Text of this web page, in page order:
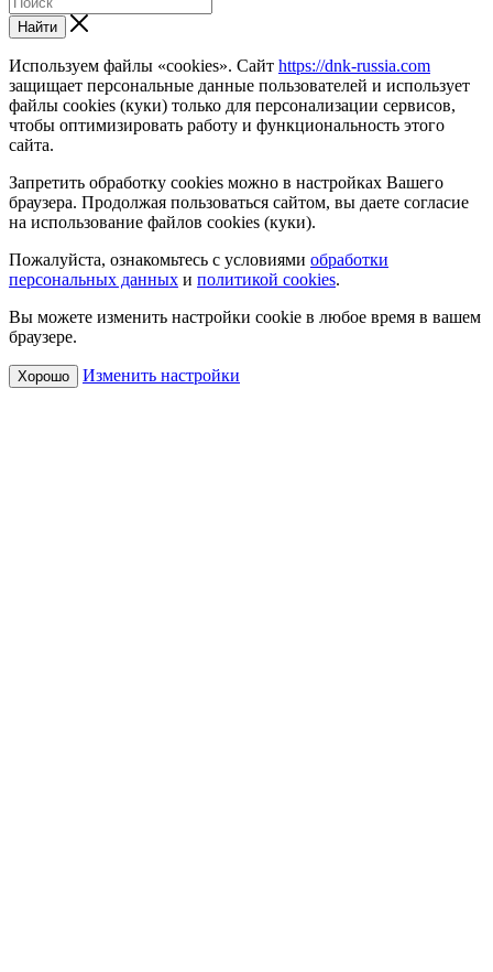
Найти
Используем файлы «cookies». Сайт https://dnk-russia.com
защищает персональные данные пользователей и использует
файлы cookies (куки) только для персонализации сервисов,
чтобы оптимизировать работу и функциональность этого
сайта.
Запретить обработку cookies можно в настройках Вашего
браузера. Продолжая пользоваться сайтом, вы даете согласие
на использование файлов cookies (куки).
Пожалуйста, ознакомьтесь с условиями обработки
персональных данных и политикой cookies.
Вы можете изменить настройки cookie в любое время в вашем
браузере.
Хорошо Изменить настройки